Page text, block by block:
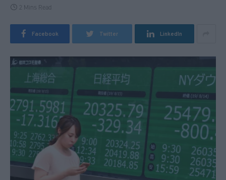
2 Mins Read
Facebook Twitter LinkedIn